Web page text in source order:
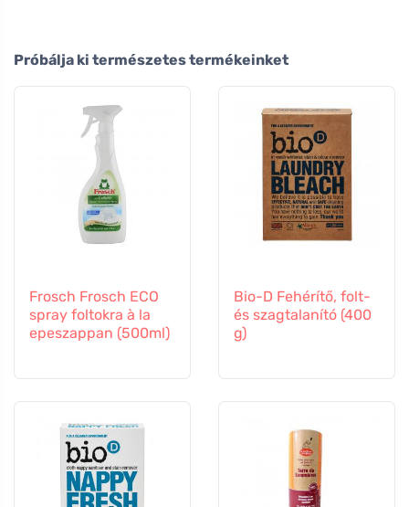
Próbálja ki természetes termékeinket
Frosch Frosch ECO
spray foltokra à la
epeszappan (500ml)
Bio-D Fehérítő, folt-
és szagtalanító (400
g)